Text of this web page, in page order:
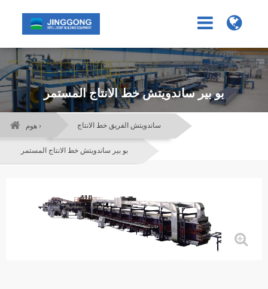
بو بير ساندويتش خط الانتاج المستمر
هوم › ساندويتش الفريق خط الانتاج
بو بير ساندويتش خط الانتاج المستمر